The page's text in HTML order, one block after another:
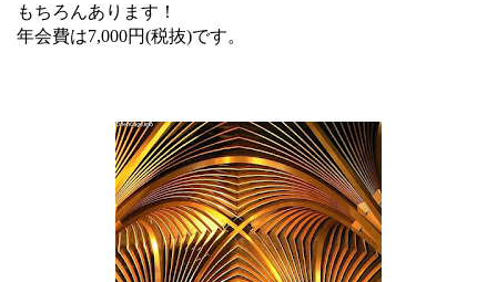
もちろんあります！
年会費は7,000円(税抜)です。